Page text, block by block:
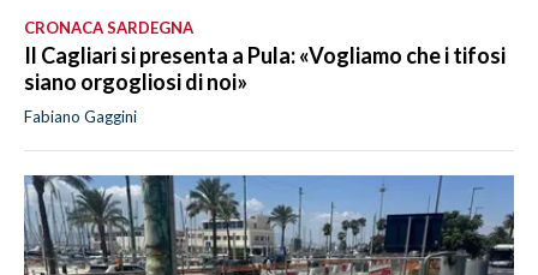
CRONACA SARDEGNA
Il Cagliari si presenta a Pula: «Vogliamo che i tifosi
siano orgogliosi di noi»
Fabiano Gaggini